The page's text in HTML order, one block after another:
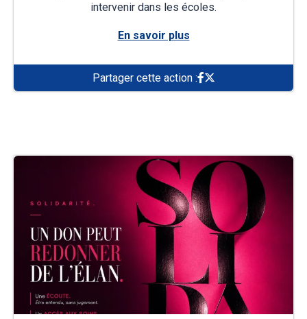
intervenir dans les écoles.
En savoir plus
Partager cette action :